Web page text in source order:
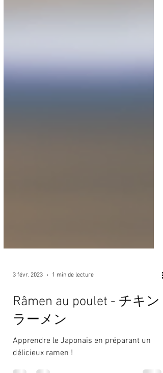
3 févr. 2023 1 min de lecture
Râmen au poulet - チキン
ラーメン